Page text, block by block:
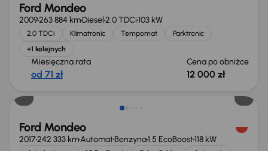
Ford Mondeo
2009263 884 kmDiesel2.0 TDCi103 kW
2.0 TDCi Klimatronic Tempomat
Parktronic
+1 kolejnych
Miesięczna rata
od 71 zł
Cena po obniżce
12 000 zł
Taniej o 500 zł
Ford Mondeo
2017242 333 kmAutomatBenzyna1.5 EcoBoost118 kW